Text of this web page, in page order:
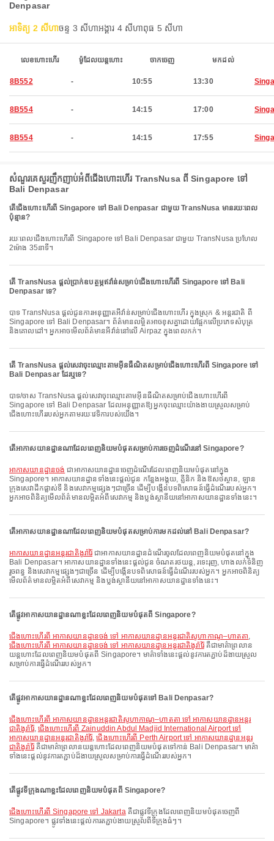
Denpasar
អាទិត្យ 2 សីហាចន្ទ 3 សីហាអង្គារ 4 សីហាពុធ 5 សីហា
លេខហោះហើរ ម៉ូដែលយន្តហោះ ចាកចេញ មកដល់
8B552 - 10:55 13:30
8B554 - 14:15 17:00
8B554 - 14:15 17:55
សំណួរគេសួរញឹកញាប់អំពីជើងហោះហើរ TransNusa ពី Singapore ទៅ
Bali Denpasar
តើជើងហោះហើរពី Singapore ទៅ Bali Denpasar ជាមួយ TransNusa មានរយៈពេល
ប៉ុន្មាន?
រយៈពេលជើងហោះហើរពី Singapore ទៅ Bali Denpasar ជាមួយ TransNusa ប្រហែល
2ម៉ោង 35នាទី។
តើ TransNusa ផ្តល់ប្រាក់ឧបត្ថម្ភឥវ៉ាន់សម្រាប់ជើងហោះហើរពី Singapore ទៅ Bali
Denpasar ទេ?
បាទ TransNusa ផ្តល់ជូនការអនុញ្ញាតអីវ៉ាន់សម្រាប់ជើងហោះហើរ ក្នុងស្រុក & អន្តរជាតិ ពី
Singapore ទៅ Bali Denpasar។ ព័ត៌មានលម្អិតអាចខុសគ្នាដោយផ្អែកលើប្រភេទសំបុត្រ
និងគោលដៅ។ អ្នកអាចមើលព័ត៌មានអីវ៉ាន់នៅលើ Airpaz ក្នុងពេលកក់។
តើ TransNusa ផ្តល់សេវាចុះឈ្មោះតាមអ៊ីនធឺណិតសម្រាប់ជើងហោះហើរពី Singapore ទៅ
Bali Denpasar ដែរឬទេ?
បាទ/ចាស TransNusa ផ្តល់សេវាចុះឈ្មោះតាមអ៊ីនធឺណិតសម្រាប់ជើងហោះហើរពី
Singapore ទៅ Bali Denpasar ដែលអនុញ្ញាតឱ្យអ្នកចុះឈ្មោះយ៉ាងងាយស្រួលសម្រាប់
ជើងហោះហើររបស់អ្នកតាមរយៈវេទិការបស់យើង។
តើអាកាសយានដ្ឋានណាដែលពេញនិយមបំផុតសម្រាប់ការចេញដំណើរនៅ Singapore?
អាកាសយានដ្ឋានចង់ ជាអាកាសយានដ្ឋានចេញដំណើរដែលពេញនិយមបំផុតនៅក្នុង
Singapore។ អាកាសយានដ្ឋានទាំងនេះផ្តល់ជូន កន្លែងអង្គុយ, គ្លីនិក និងឱសថស្ថាន, ឡាន
ក្រុងសេវាដឹកផ្លាស់ទី និងសេវាកម្មផ្សេងៗជាច្រើន ដើម្បីបង្កើនបទពិសោធន៍ធ្វើដំណើររបស់អ្នក។
អ្នកអាចពិនិត្យមើលព័ត៌មានលម្អិតអំពីសេវាកម្ម និងប្លង់ស្ថានីយនៅអាកាសយានដ្ឋានទាំងនេះ។
តើអាកាសយានដ្ឋានណាដែលពេញនិយមបំផុតសម្រាប់ការមកដល់នៅ Bali Denpasar?
អាកាសយានដ្ឋានអន្តរជាតិងូរ៉ារ៉ៃ ជាអាកាសយានដ្ឋានដំណើរចូលដែលពេញនិយមបំផុតនៅក្នុង
Bali Denpasar។ អាកាសយានដ្ឋានទាំងនេះផ្តល់ជូន ចំណតរថយន្ត, រទេះរុញ, ហាងលក់ទំនិញ
រួចពន្ធ និងសេវាកម្មផ្សេងៗជាច្រើន ដើម្បីបង្កើនបទពិសោធន៍ធ្វើដំណើររបស់អ្នក។ អ្នកអាចពិនិត្យ
មើលព័ត៌មានលម្អិតអំពីសេវាកម្ម និងប្លង់ស្ថានីយនៅអាកាសយានដ្ឋានទាំងនេះ។
តើផ្លូវអាកាសយានដ្ឋានណាខ្លះដែលពេញនិយមបំផុតពី Singapore?
ជើងហោះហើរពី អាកាសយានដ្ឋានចង់ ទៅ អាកាសយានដ្ឋានអន្តរជាតិសូហាកាណូ–ហាតតា,
ជើងហោះហើរពី អាកាសយានដ្ឋានចង់ ទៅ អាកាសយានដ្ឋានអន្តរជាតិងូរ៉ារ៉ៃគឺជាមាគ៌ាព្រលាន
យន្តហោះដែលពេញនិយមបំផុតពី Singapore។ មាគ៌ាទាំងនេះផ្តល់នូវការតភ្ជាប់ដ៏ងាយស្រួល
សម្រាប់ការធ្វើដំណើររបស់អ្នក។
តើផ្លូវអាកាសយានដ្ឋានណាខ្លះដែលពេញនិយមបំផុតទៅ Bali Denpasar?
ជើងហោះហើរពី អាកាសយានដ្ឋានអន្តរជាតិសូហាកាណូ–ហាតតា ទៅ អាកាសយានដ្ឋានអន្តរ
ជាតិងូរ៉ារ៉ៃ, ជើងហោះហើរពី Zainuddin Abdul Madjid International Airport ទៅ
អាកាសយានដ្ឋានអន្តរជាតិងូរ៉ារ៉ៃ,ជើងហោះហើរពី Perth Airport ទៅ អាកាសយានដ្ឋានអន្តរ
ជាតិងូរ៉ារ៉ៃគឺជាមាគ៌ាព្រលានយន្តហោះដែលពេញនិយមបំផុតទៅកាន់ Bali Denpasar។ មាគ៌ា
ទាំងនេះផ្តល់នូវការតភ្ជាប់ដ៏ងាយស្រួលសម្រាប់ការធ្វើដំណើររបស់អ្នក។
តើផ្លូវទីក្រុងណាខ្លះដែលពេញនិយមបំផុតពី Singapore?
ជើងហោះហើរពី Singapore ទៅ Jakartaគឺជាផ្លូវទីក្រុងដែលពេញនិយមបំផុតចេញពី
Singapore។ ផ្លូវទាំងនេះផ្តល់ការតភ្ជាប់ងាយស្រួលពីទីក្រុងធំៗ។